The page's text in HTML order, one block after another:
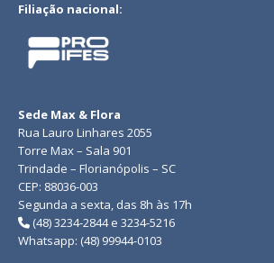
Filiação nacional:
Sede Max & Flora
Rua Lauro Linhares 2055
Torre Max – Sala 901
Trindade – Florianópolis – SC
CEP: 88036-003
Segunda a sexta, das 8h às 17h
(48) 3234-2844 e 3234-5216
Whatsapp: (48) 99944-0103